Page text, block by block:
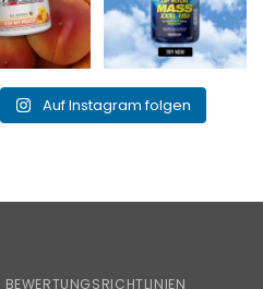
1 0 1 0
Auf Instagram folgen
BEWERTUNGSRICHTLINIEN